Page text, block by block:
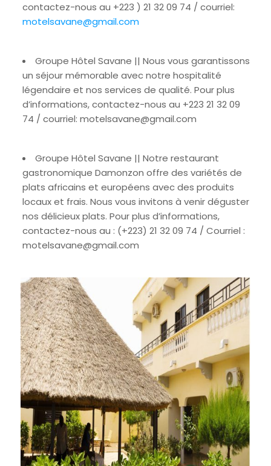
contactez-nous au +223 ) 21 32 09 74 / courriel:
motelsavane@gmail.com
Groupe Hôtel Savane || Nous vous garantissons
un séjour mémorable avec notre hospitalité
légendaire et nos services de qualité. Pour plus
d’informations, contactez-nous au +223 21 32 09
74 / courriel: motelsavane@gmail.com
Groupe Hôtel Savane || Notre restaurant
gastronomique Damonzon offre des variétés de
plats africains et européens avec des produits
locaux et frais. Nous vous invitons à venir déguster
nos délicieux plats. Pour plus d’informations,
contactez-nous au : (+223) 21 32 09 74 / Courriel :
motelsavane@gmail.com